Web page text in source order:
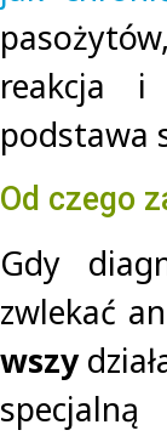
reakcja i
podstawa
Od czego
Gdy
zwlekać
wszy